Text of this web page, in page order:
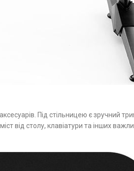
Під стільницею є зручний
від столу, клавіатури та інших